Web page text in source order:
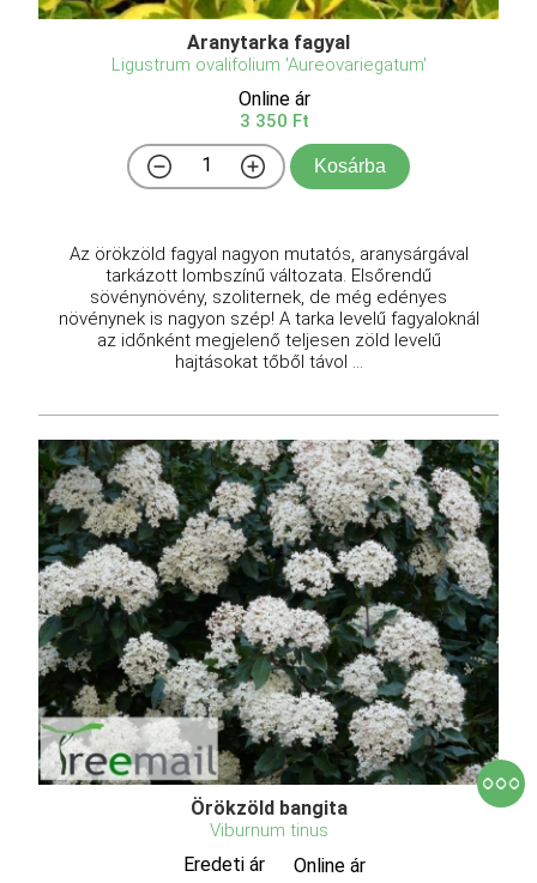
Aranytarka fagyal
Ligustrum ovalifolium 'Aureovariegatum'
Online ár
3 350 Ft
Kosárba
Az örökzöld fagyal nagyon mutatós, aranysárgával
tarkázott lombszínű változata. Elsőrendű
sövénynövény, szoliternek, de még edényes
növénynek is nagyon szép! A tarka levelű fagyaloknál
az időnként megjelenő teljesen zöld levelű
hajtásokat tőből távol ...
Örökzöld bangita
Viburnum tinus
Eredeti ár
Online ár